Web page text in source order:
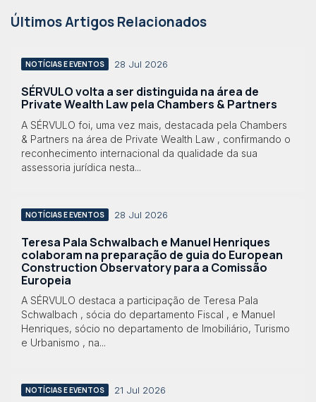
Últimos Artigos Relacionados
NOTÍCIAS E EVENTOS 28 Jul 2026
SÉRVULO volta a ser distinguida na área de
Private Wealth Law pela Chambers & Partners
A SÉRVULO foi, uma vez mais, destacada pela Chambers
& Partners na área de Private Wealth Law , confirmando o
reconhecimento internacional da qualidade da sua
assessoria jurídica nesta...
NOTÍCIAS E EVENTOS 28 Jul 2026
Teresa Pala Schwalbach e Manuel Henriques
colaboram na preparação de guia do European
Construction Observatory para a Comissão
Europeia
A SÉRVULO destaca a participação de Teresa Pala
Schwalbach , sócia do departamento Fiscal , e Manuel
Henriques, sócio no departamento de Imobiliário, Turismo
e Urbanismo , na...
NOTÍCIAS E EVENTOS 21 Jul 2026